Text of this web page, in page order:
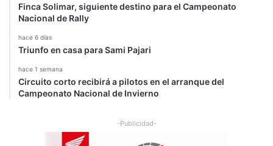
Finca Solimar, siguiente destino para el Campeonato
Nacional de Rally
hace 6 días
Triunfo en casa para Sami Pajari
hace 1 semana
Circuito corto recibirá a pilotos en el arranque del
Campeonato Nacional de Invierno
-Publicidad-